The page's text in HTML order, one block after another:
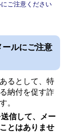
ご注意ください
ールにご注意
るとして、特
納付を促す詐
。
信して、メー
とはありませ